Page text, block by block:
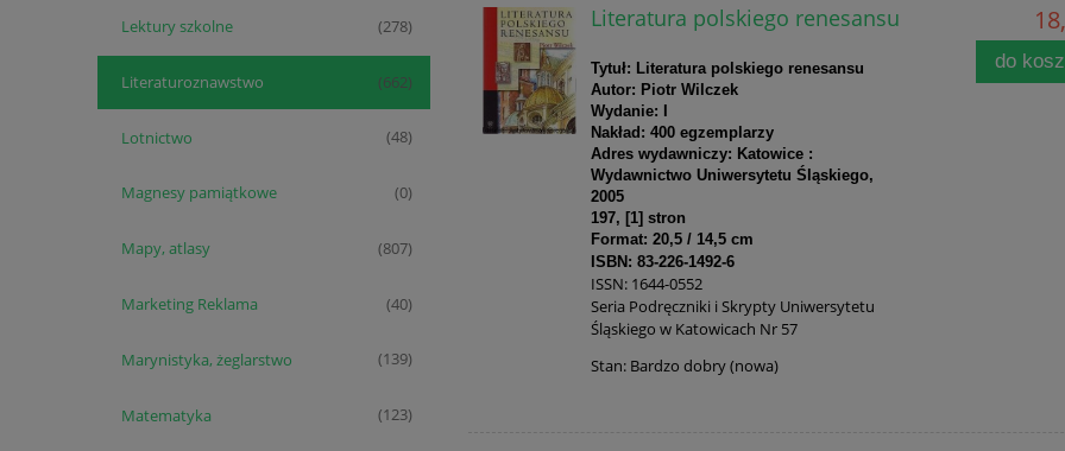
Lektury szkolne (278)
Literaturoznawstwo (662)
Lotnictwo (48)
Magnesy pamiątkowe (0)
Mapy, atlasy (807)
Marketing Reklama (40)
Marynistyka, żeglarstwo (139)
Matematyka (123)
Literatura polskiego renesansu
Tytuł: Literatura polskiego renesansu
Autor: Piotr Wilczek
Wydanie: I
Nakład: 400 egzemplarzy
Adres wydawniczy: Katowice :
Wydawnictwo Uniwersytetu Śląskiego,
2005
197, [1] stron
Format: 20,5 / 14,5 cm
ISBN: 83-226-1492-6
ISSN: 1644-0552
Seria Podręczniki i Skrypty Uniwersytetu
Śląskiego w Katowicach Nr 57
Stan: Bardzo dobry (nowa)
do